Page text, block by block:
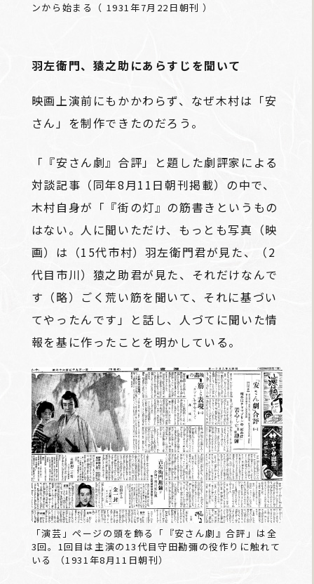
ンから始まる（ 1931年7月22日朝刊 ）
羽左衛門、猿之助にあらすじを聞いて
映画上演前にもかかわらず、なぜ木村は「安
さん」を制作できたのだろう。
「『安さん劇』合評」と題した劇評家による
対談記事（同年8月11日朝刊掲載）の中で、
木村自身が「『街の灯』の筋書きというもの
はない。人に聞いただけ、もっとも写真（映
画）は（15代市村）羽左衛門君が見た、（2
代目市川）猿之助君が見た、それだけなんで
す（略）ごく荒い筋を聞いて、それに基づい
てやったんです」と話し、人づてに聞いた情
報を基に作ったことを明かしている。
「演芸」ページの頭を飾る「『安さん劇』合評」は全
3回。1回目は主演の13代目守田勘彌の役作りに触れて
いる （1931年8月11日朝刊）